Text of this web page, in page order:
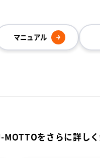
マニュアル
MOTTOをさらに詳し